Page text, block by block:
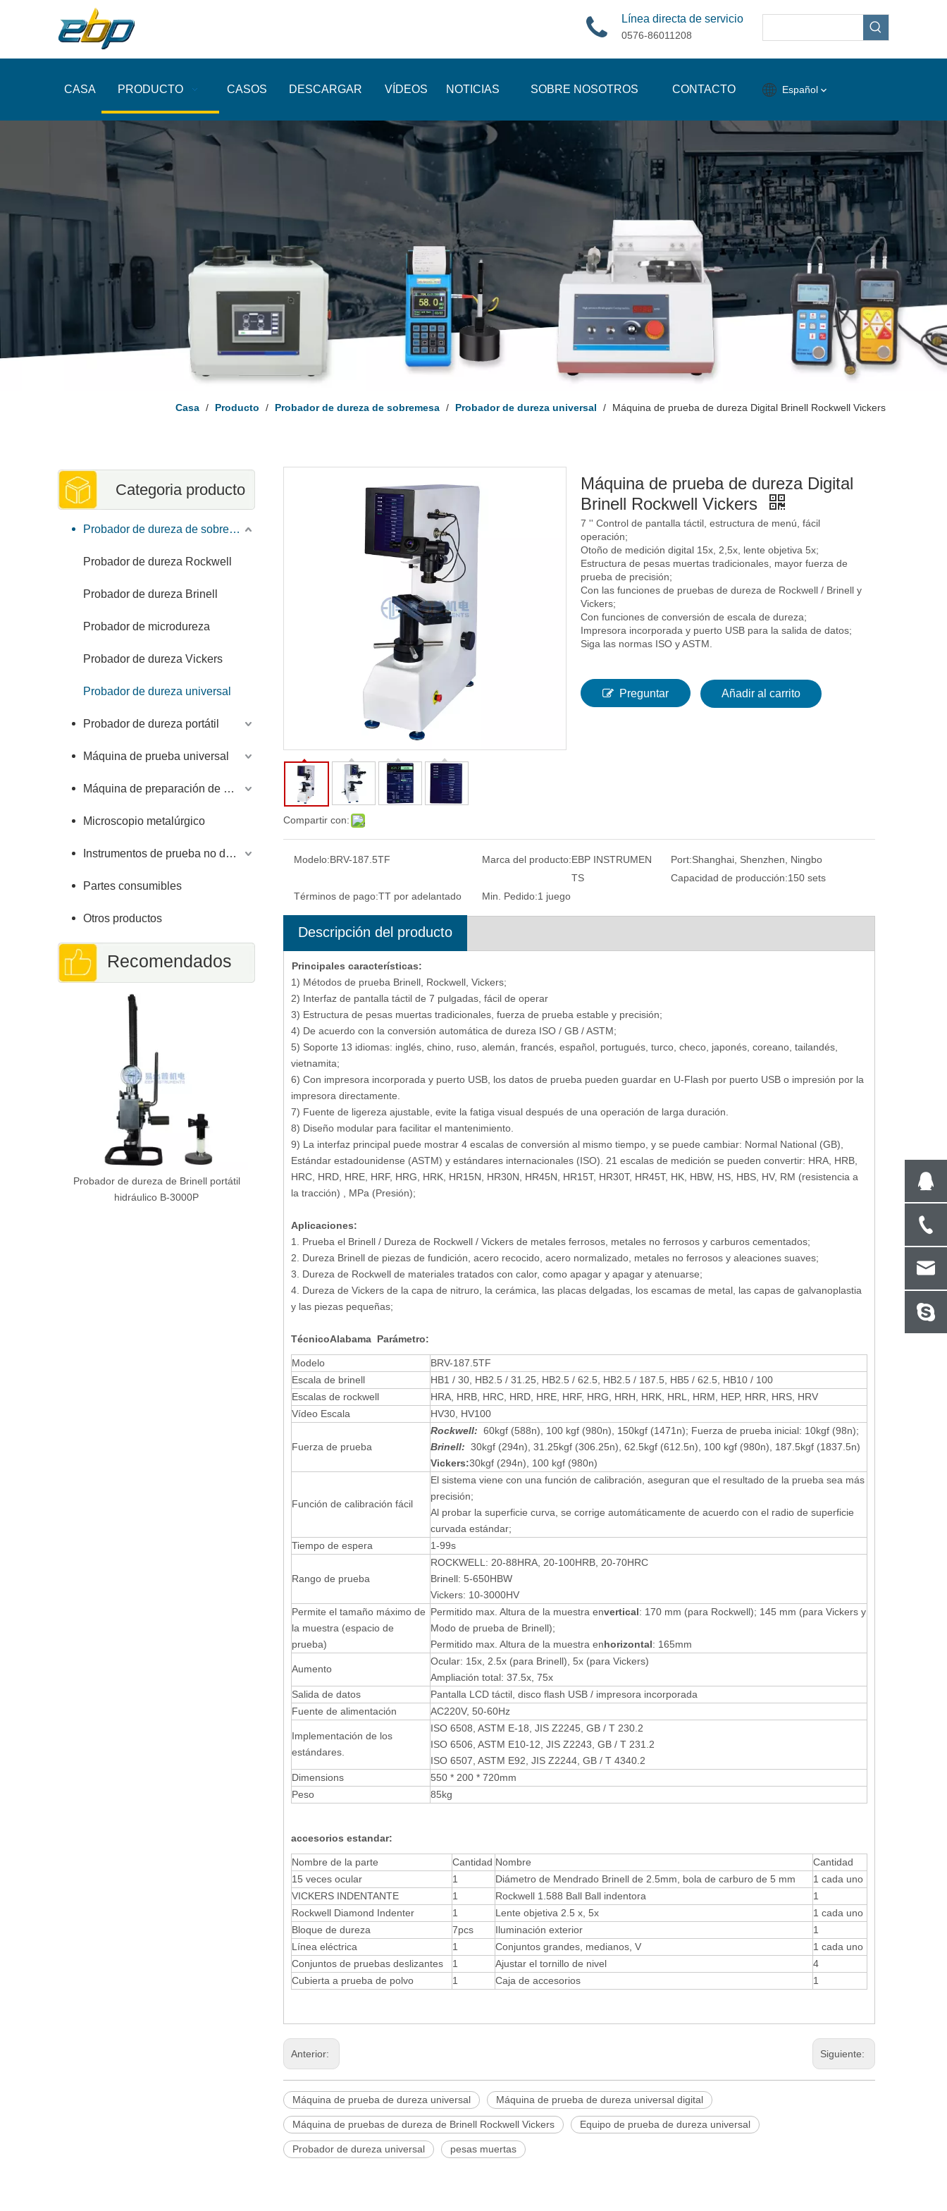
Línea directa de servicio
0576-86011208
CASA PRODUCTO CASOS DESCARGAR VÍDEOS NOTICIAS SOBRE NOSOTROS CONTACTO Español
Casa / Producto / Probador de dureza de sobremesa / Probador de dureza universal / Máquina de prueba de dureza Digital Brinell Rockwell Vickers
Categoria producto
Probador de dureza de sobremesa
Probador de dureza Rockwell
Probador de dureza Brinell
Probador de microdureza
Probador de dureza Vickers
Probador de dureza universal
Probador de dureza portátil
Máquina de prueba universal
Máquina de preparación de muestras
Microscopio metalúrgico
Instrumentos de prueba no destructivos
Partes consumibles
Otros productos
Recomendados
Probador de dureza de Brinell portátil
hidráulico B-3000P
Probador de dureza Rockwell de baja
carga R-45T Máquina de prueba
superficial
Probador de dureza Rockwell Superficial
Twin Rockwell totalmente automático
RSR-150AT
Compartir con:
Máquina de prueba de dureza Digital
Brinell Rockwell Vickers
7 '' Control de pantalla táctil, estructura de menú, fácil
operación;
Otoño de medición digital 15x, 2,5x, lente objetiva 5x;
Estructura de pesas muertas tradicionales, mayor fuerza de
prueba de precisión;
Con las funciones de pruebas de dureza de Rockwell / Brinell y
Vickers;
Con funciones de conversión de escala de dureza;
Impresora incorporada y puerto USB para la salida de datos;
Siga las normas ISO y ASTM.
Preguntar Añadir al carrito
Modelo:BRV-187.5TF Marca del producto:EBP INSTRUMEN
TS
Port:Shanghai, Shenzhen, Ningbo
Capacidad de producción:150 sets
Términos de pago:TT por adelantado Min. Pedido:1 juego
Descripción del producto
Principales características:
1) Métodos de prueba Brinell, Rockwell, Vickers;
2) Interfaz de pantalla táctil de 7 pulgadas, fácil de operar
3) Estructura de pesas muertas tradicionales, fuerza de prueba estable y precisión;
4) De acuerdo con la conversión automática de dureza ISO / GB / ASTM;
5) Soporte 13 idiomas: inglés, chino, ruso, alemán, francés, español, portugués, turco, checo, japonés, coreano, tailandés,
vietnamita;
6) Con impresora incorporada y puerto USB, los datos de prueba pueden guardar en U-Flash por puerto USB o impresión por la
impresora directamente.
7) Fuente de ligereza ajustable, evite la fatiga visual después de una operación de larga duración.
8) Diseño modular para facilitar el mantenimiento.
9) La interfaz principal puede mostrar 4 escalas de conversión al mismo tiempo, y se puede cambiar: Normal National (GB),
Estándar estadounidense (ASTM) y estándares internacionales (ISO). 21 escalas de medición se pueden convertir: HRA, HRB,
HRC, HRD, HRE, HRF, HRG, HRK, HR15N, HR30N, HR45N, HR15T, HR30T, HR45T, HK, HBW, HS, HBS, HV, RM (resistencia a
la tracción) , MPa (Presión);
Aplicaciones:
1. Prueba el Brinell / Dureza de Rockwell / Vickers de metales ferrosos, metales no ferrosos y carburos cementados;
2. Dureza Brinell de piezas de fundición, acero recocido, acero normalizado, metales no ferrosos y aleaciones suaves;
3. Dureza de Rockwell de materiales tratados con calor, como apagar y apagar y atenuarse;
4. Dureza de Vickers de la capa de nitruro, la cerámica, las placas delgadas, los escamas de metal, las capas de galvanoplastia
y las piezas pequeñas;
TécnicoAlabama Parámetro:
Modelo
BRV-187.5TF
Escala de brinell
HB1 / 30, HB2.5 / 31.25, HB2.5 / 62.5, HB2.5 / 187.5, HB5 / 62.5, HB10 / 100
Escalas de rockwell
HRA, HRB, HRC, HRD, HRE, HRF, HRG, HRH, HRK, HRL, HRM, HEP, HRR, HRS, HRV
Vídeo Escala
HV30, HV100
Fuerza de prueba
Rockwell: 60kgf (588n), 100 kgf (980n), 150kgf (1471n); Fuerza de prueba inicial: 10kgf (98n);
Brinell: 30kgf (294n), 31.25kgf (306.25n), 62.5kgf (612.5n), 100 kgf (980n), 187.5kgf (1837.5n)
Vickers:30kgf (294n), 100 kgf (980n)
Función de calibración fácil
El sistema viene con una función de calibración, aseguran que el resultado de la prueba sea más
precisión;
Al probar la superficie curva, se corrige automáticamente de acuerdo con el radio de superficie
curvada estándar;
Tiempo de espera
1-99s
Rango de prueba
ROCKWELL: 20-88HRA, 20-100HRB, 20-70HRC
Brinell: 5-650HBW
Vickers: 10-3000HV
Permite el tamaño máximo de
la muestra (espacio de
prueba)
Permitido max. Altura de la muestra envertical: 170 mm (para Rockwell); 145 mm (para Vickers y
Modo de prueba de Brinell);
Permitido max. Altura de la muestra enhorizontal: 165mm
Aumento
Ocular: 15x, 2.5x (para Brinell), 5x (para Vickers)
Ampliación total: 37.5x, 75x
Salida de datos
Pantalla LCD táctil, disco flash USB / impresora incorporada
Fuente de alimentación
AC220V, 50-60Hz
Implementación de los
estándares.
ISO 6508, ASTM E-18, JIS Z2245, GB / T 230.2
ISO 6506, ASTM E10-12, JIS Z2243, GB / T 231.2
ISO 6507, ASTM E92, JIS Z2244, GB / T 4340.2
Dimensions
550 * 200 * 720mm
Peso
85kg
accesorios estandar:
Nombre de la parte Cantidad Nombre
Cantidad
15 veces ocular
1 Diámetro de Mendrado Brinell de 2.5mm, bola de carburo de 5 mm
1 cada uno
VICKERS INDENTANTE
1 Rockwell 1.588 Ball Ball indentora
1
Rockwell Diamond Indenter
1 Lente objetiva 2.5 x, 5x
1 cada uno
Bloque de dureza
7pcs Iluminación exterior
1
Línea eléctrica
1 Conjuntos grandes, medianos, V
1 cada uno
Conjuntos de pruebas deslizantes
1 Ajustar el tornillo de nivel
4
Cubierta a prueba de polvo
1 Caja de accesorios 1
Anterior: Siguiente:
Máquina de prueba de dureza universal Máquina de prueba de dureza universal digital
Máquina de pruebas de dureza de Brinell Rockwell Vickers Equipo de prueba de dureza universal
Probador de dureza universal pesas muertas